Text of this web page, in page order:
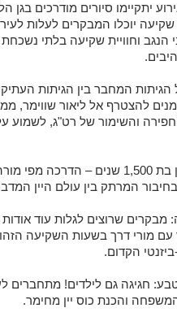
יתקיימו סיורים מודרכים בגן
יוכלו המבקרים לעלות
הנגב וחוויית שקיעה בלתי
המחבר בין הגיתות
להצטרף אל ליאור שווימר,
והשימור של רט"ג, לשמוע
מסורת של ייצור יין בת 1,500 שנים
ובחיבור המרתק בין עולם היין
שרוצים לגלות עוד
מורי דרך בשעות השקיעה
הקדום.
חגיגה גם לילדים! מתחברים
והכנת כוס יין מחימר.